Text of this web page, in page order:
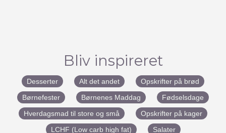
Bliv inspireret
Desserter Alt det andet
Opskrifter på brød
Børnefester
Børnenes Maddag
Fødselsdage
Hverdagsmad til store og små
Opskrifter på kager
LCHF (Low carb high fat)
Salater